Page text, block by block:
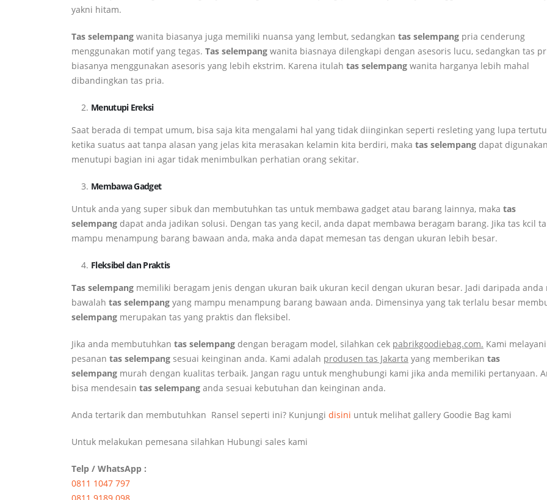
yakni hitam.
Tas selempang wanita biasanya juga memiliki nuansa yang lembut, sedangkan tas selempang pria cenderung
menggunakan motif yang tegas. Tas selempang wanita biasnaya dilengkapi dengan asesoris lucu, sedangkan tas
biasanya menggunakan asesoris yang lebih ekstrim. Karena itulah tas selempang wanita harganya lebih mahal
dibandingkan tas pria.
Menutupi Ereksi
Saat berada di tempat umum, bisa saja kita mengalami hal yang tidak diinginkan seperti resleting yang lupa
ketika suatus aat tanpa alasan yang jelas kita merasakan kelamin kita berdiri, maka tas selempang dapat
menutupi bagian ini agar tidak menimbulkan perhatian orang sekitar.
Membawa Gadget
Untuk anda yang super sibuk dan membutuhkan tas untuk membawa gadget atau barang lainnya, maka tas
selempang dapat anda jadikan solusi. Dengan tas yang kecil, anda dapat membawa beragam barang. Jika tas kcil
mampu menampung barang bawaan anda, maka anda dapat memesan tas dengan ukuran lebih besar.
Fleksibel dan Praktis
Tas selempang memiliki beragam jenis dengan ukuran baik ukuran kecil dengan ukuran besar. Jadi daripada anda
bawalah tas selempang yang mampu menampung barang bawaan anda. Dimensinya yang tak terlalu besar
selempang merupakan tas yang praktis dan fleksibel.
Jika anda membutuhkan tas selempang dengan beragam model, silahkan cek pabrikgoodiebag.com. Kami melayani
pesanan tas selempang sesuai keinginan anda. Kami adalah produsen tas Jakarta yang memberikan tas
selempang murah dengan kualitas terbaik. Jangan ragu untuk menghubungi kami jika anda memiliki pertanyaan.
bisa mendesain tas selempang anda sesuai kebutuhan dan keinginan anda.
Anda tertarik dan membutuhkan Ransel seperti ini? Kunjungi disini untuk melihat gallery Goodie Bag kami
Untuk melakukan pemesana silahkan Hubungi sales kami
Telp / WhatsApp :
0811 1047 797